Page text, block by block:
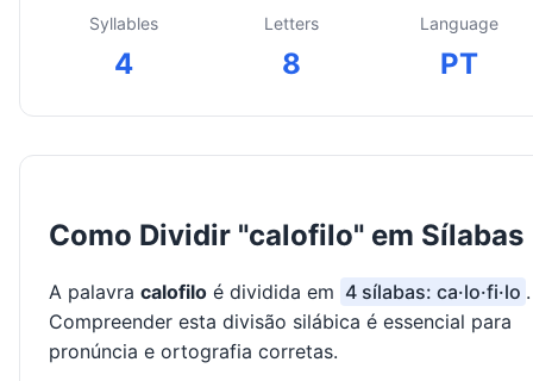
Syllables
4
Letters
8
Language
PT
Como Dividir "calofilo" em Sílabas
A palavra calofilo é dividida em 4 sílabas: ca·lo·fi·lo .
Compreender esta divisão silábica é essencial para
pronúncia e ortografia corretas.